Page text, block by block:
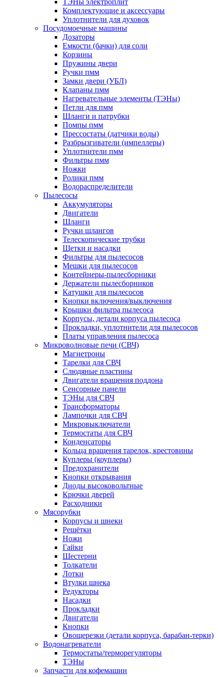
ТЭНы электроплит
Комплектующие и аксессуары
Уплотнители для духовок
Посудомоечные машины
Дозаторы
Емкости (бачки) для соли
Корзины
Пружины двери
Ручки пмм
Замки двери (УБЛ)
Клапаны пмм
Нагревательные элементы (ТЭНы)
Петли для пмм
Шланги и патрубки
Помпы пмм
Прессостаты (датчики воды)
Разбрызгиватели (импеллеры)
Уплотнители пмм
Фильтры пмм
Ножки
Ролики пмм
Водораспределители
Пылесосы
Аккумуляторы
Двигатели
Шланги
Ручки шлангов
Телескопические трубки
Щетки и насадки
Фильтры для пылесосов
Мешки для пылесосов
Контейнеры-пылесборники
Держатели пылесборников
Катушки для пылесосов
Кнопки включения/выключения
Крышки фильтра пылесоса
Корпусы, детали корпуса пылесоса
Прокладки, уплотнители для пылесосов
Платы управления пылесоса
Микроволновые печи (СВЧ)
Магнетроны
Тарелки для СВЧ
Слюдяные пластины
Двигатели вращения поддона
Сенсорные панели
ТЭНы для СВЧ
Трансформаторы
Лампочки для СВЧ
Микровыключатели
Термостаты для СВЧ
Конденсаторы
Кольца вращения тарелок, крестовины
Куплеры (коуплеры)
Предохранители
Кнопки открывания
Диоды высоковольтные
Крючки дверей
Расходники
Мясорубки
Корпусы и шнеки
Решётки
Ножи
Гайки
Шестерни
Толкатели
Лотки
Втулки шнека
Редукторы
Насадки
Прокладки
Двигатели
Кнопки
Овощерезки (детали корпуса, барабан-терки)
Водонагреватели
Термостаты/терморегуляторы
ТЭНы
Запчасти для кофемашин